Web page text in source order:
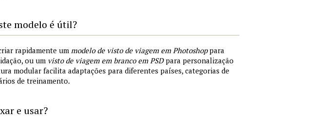
modelo é útil?
rapidamente ummodelo de visto de viagem em Photoshoppara
ou um visto de viagem em branco em PSDpara personalização
modular facilita adaptações para diferentes países, categorias de
de treinamento.
e usar?